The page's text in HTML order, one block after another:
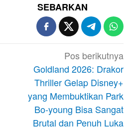
SEBARKAN
Pos berikutnya
Goldland 2026: Drakor
Thriller Gelap Disney+
yang Membuktikan Park
Bo-young Bisa Sangat
Brutal dan Penuh Luka